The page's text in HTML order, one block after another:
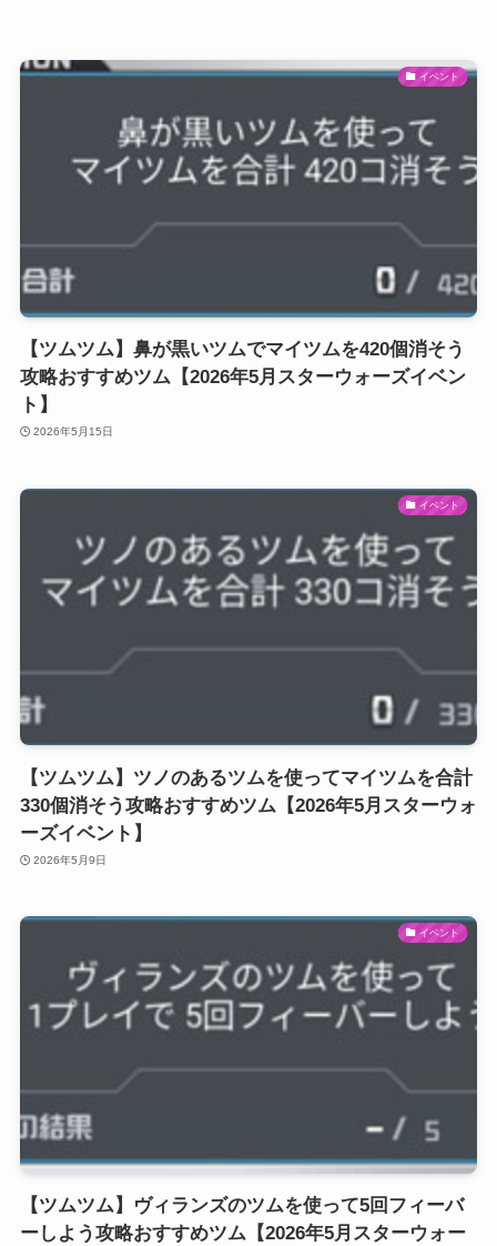
イベント
【ツムツム】鼻が黒いツムでマイツムを420個消そう
攻略おすすめツム【2026年5月スターウォーズイベン
ト】
2026年5月15日
イベント
【ツムツム】ツノのあるツムを使ってマイツムを合計
330個消そう攻略おすすめツム【2026年5月スターウォ
ーズイベント】
2026年5月9日
イベント
【ツムツム】ヴィランズのツムを使って5回フィーバ
ーしよう攻略おすすめツム【2026年5月スターウォー